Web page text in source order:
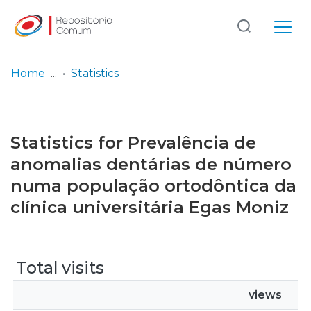
Browse repository
Entities
Log
In
(current)
Home Statistics
Statistics for Prevalência de
anomalias dentárias de número
numa população ortodôntica da
clínica universitária Egas Moniz
Total visits
views